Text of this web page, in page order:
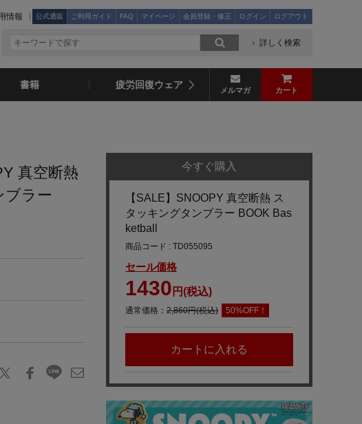
情報 公式通販 ご利用ガイド FAQ マイページ 会員登録・修正 ログイン ログアウト
詳しく検索
書籍 疲労回復ウェア メルマガ カート
真空断熱
ブラー
今すぐ購入
【SALE】SNOOPY 真空断熱 ス
タッキングタンブラー BOOK Bas
ketball
商品コード : TD055095
セール価格
1430 円(税込)
通常価格： 2,860円(税込) 50%OFF！
カートに入れる